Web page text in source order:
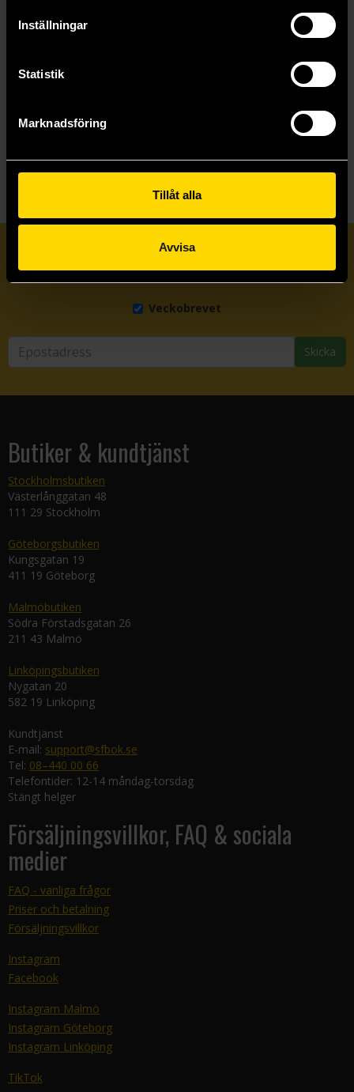
Inställningar
Statistik
Marknadsföring
Tillåt alla
Avvisa
299 kr
Beställ
Prenumerera på vårt nyhetsbrev
Veckobrevet
Skicka
Butiker & kundtjänst
Stockholmsbutiken
Västerlånggatan 48
111 29 Stockholm
Göteborgsbutiken
Kungsgatan 19
411 19 Göteborg
Malmöbutiken
Södra Förstadsgatan 26
211 43 Malmö
Linköpingsbutiken
Nygatan 20
582 19 Linköping
Kundtjänst
E-mail: support@sfbok.se
Tel: 08–440 00 66
Telefontider: 12-14 måndag-torsdag
Stängt helger
Försäljningsvillkor, FAQ & sociala
medier
FAQ - vanliga frågor
Priser och betalning
Försäljningsvillkor
Instagram
Facebook
Instagram Malmö
Instagram Göteborg
Instagram Linköping
TikTok